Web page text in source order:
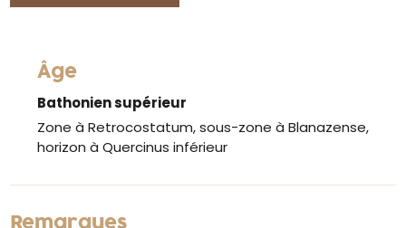
Âge
Bathonien supérieur
Zone à Retrocostatum, sous-zone à Blanazense,
horizon à Quercinus inférieur